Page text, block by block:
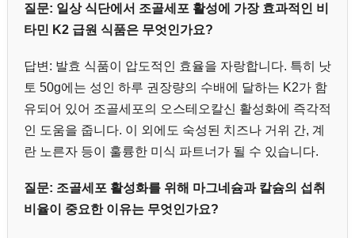
질문: 일상 식단에서 조골세포 활성에 가장 효과적인 비
타민 K2 급원 식품은 무엇인가요?
답변: 발효 식품이 압도적인 효율을 자랑합니다. 특히 낫
토 50g에는 성인 하루 권장량의 수배에 달하는 K2가 함
유되어 있어 조골세포의 오스테오칼신 활성화에 즉각적
인 도움을 줍니다. 이 외에도 숙성된 치즈나 거위 간, 계
란 노른자 등이 훌륭한 미식 파트너가 될 수 있습니다.
질문: 조골세포 활성화를 위해 마그네슘과 칼슘의 섭취
비율이 중요한 이유는 무엇인가요?